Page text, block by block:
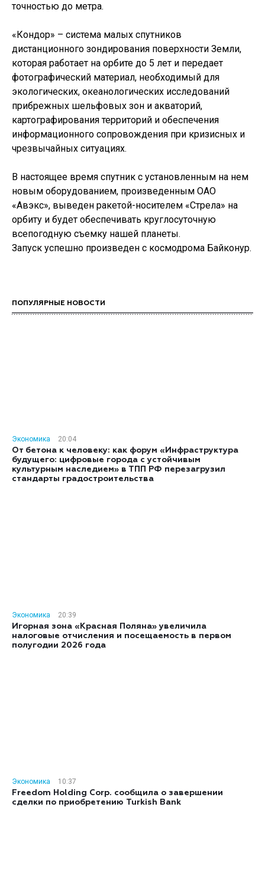
точностью до метра.
«Кондор» – система малых спутников
дистанционного зондирования поверхности Земли,
которая работает на орбите до 5 лет и передает
фотографический материал, необходимый для
экологических, океанологических исследований
прибрежных шельфовых зон и акваторий,
картографирования территорий и обеспечения
информационного сопровождения при кризисных и
чрезвычайных ситуациях.
В настоящее время спутник с установленным на нем
новым оборудованием, произведенным ОАО
«Авэкс», выведен ракетой-носителем «Стрела» на
орбиту и будет обеспечивать круглосуточную
всепогодную съемку нашей планеты.
Запуск успешно произведен с космодрома Байконур.
ПОПУЛЯРНЫЕ НОВОСТИ
Экономика
20:04
От бетона к человеку: как форум «Инфраструктура
будущего: цифровые города с устойчивым
культурным наследием» в ТПП РФ перезагрузил
стандарты градостроительства
Экономика
20:39
Игорная зона «Красная Поляна» увеличила
налоговые отчисления и посещаемость в первом
полугодии 2026 года
Экономика
10:37
Freedom Holding Corp. сообщила о завершении
сделки по приобретению Turkish Bank